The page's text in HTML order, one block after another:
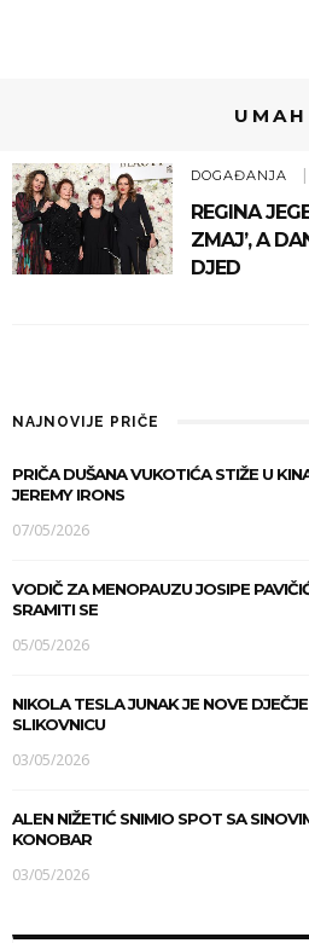
UMAH
DOGAĐANJA
REGINA
ZMAJ’, A
DJED
NAJNOVIJE PRIČE
PRIČA DUŠANA VUKOTIĆA STIŽE U
JEREMY IRONS
07/05/2026
VODIČ ZA MENOPAUZU JOSIPE
SRAMITI SE
05/05/2026
NIKOLA TESLA JUNAK JE NOVE
SLIKOVNICU
03/05/2026
ALEN NIŽETIĆ SNIMIO SPOT SA
KONOBAR
03/05/2026